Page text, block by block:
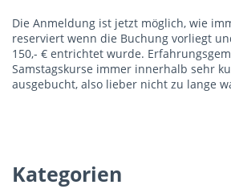
Die Anmeldung ist jetzt möglich, wie
reserviert wenn die Buchung vorliegt
150,- € entrichtet wurde.
Samstagskurse immer innerhalb sehr
ausgebucht, also lieber nicht zu lange
Kategorien